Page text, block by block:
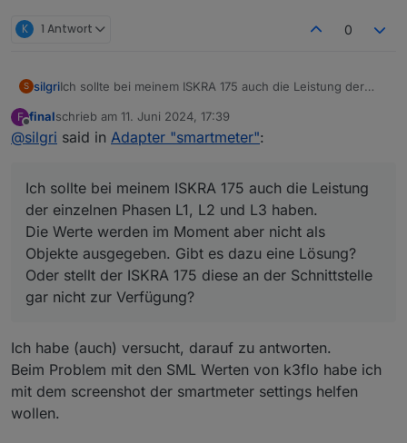
K 1 Antwort 0
S silgriIch sollte bei meinem ISKRA 175 auch die Leistung der
Die Werte werden im Moment aber nicht als Objekte
ausgegeben. Gibt es dazu eine Lösung? Oder stellt der
F
Offline
finalschrieb am 11. Juni 2024, 17:39
zuletzt editiert von
@silgri said in Adapter "smartmeter":
Ich sollte bei meinem ISKRA 175 auch die Leistung
der einzelnen Phasen L1, L2 und L3 haben.
Die Werte werden im Moment aber nicht als
Objekte ausgegeben. Gibt es dazu eine Lösung?
Oder stellt der ISKRA 175 diese an der Schnittstelle
gar nicht zur Verfügung?
Ich habe (auch) versucht, darauf zu antworten.
Beim Problem mit den SML Werten von k3flo habe ich
mit dem screenshot der smartmeter settings helfen
wollen.